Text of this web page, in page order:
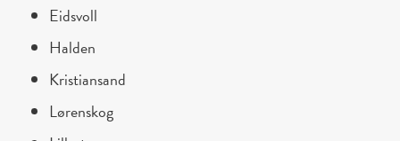
Eidsvoll
Halden
Kristiansand
Lørenskog